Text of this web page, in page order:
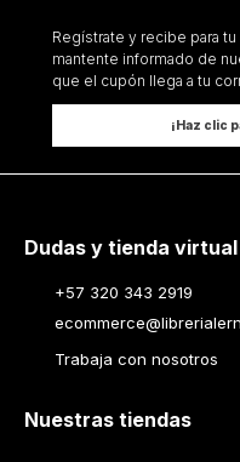
Regístrate y recibe para
mantente informado de
que el cupón llega a tu
¡Haz clic
Dudas y tienda virtual
+57 320 343 2919
Trabaja con nosotros
Nuestras tiendas